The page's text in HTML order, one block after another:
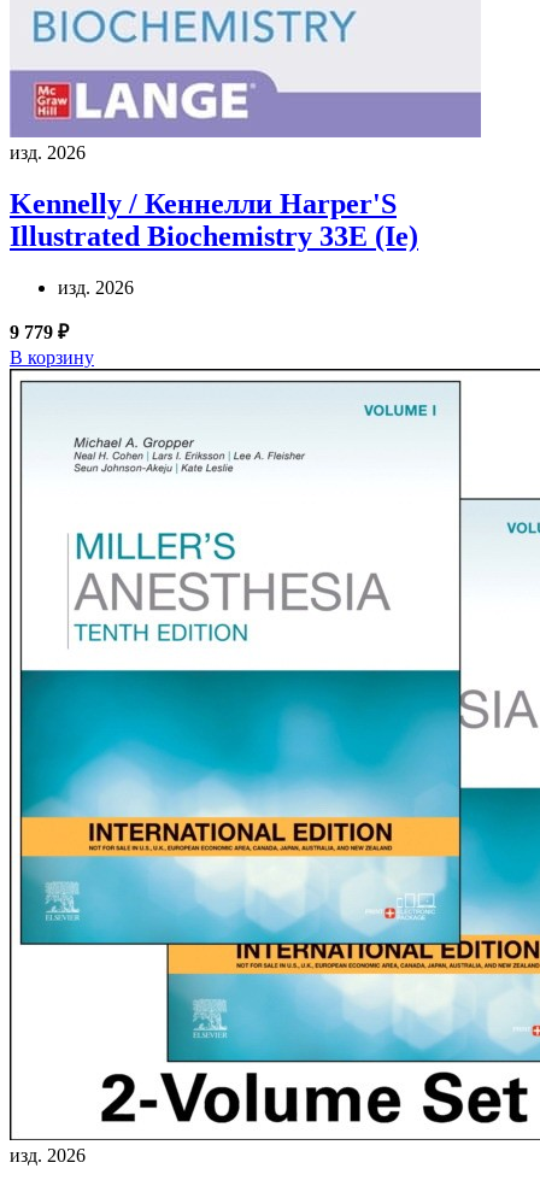
изд. 2026
Kennelly / Кеннелли Harper'S
Illustrated Biochemistry 33E (Ie)
изд. 2026
9 779 ₽
В корзину
изд. 2026